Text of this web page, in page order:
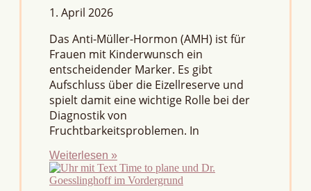
1. April 2026
Das Anti-Müller-Hormon (AMH) ist für
Frauen mit Kinderwunsch ein
entscheidender Marker. Es gibt
Aufschluss über die Eizellreserve und
spielt damit eine wichtige Rolle bei der
Diagnostik von
Fruchtbarkeitsproblemen. In
Weiterlesen »